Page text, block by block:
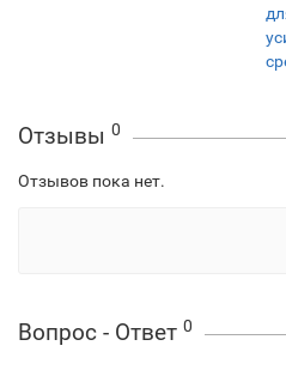
Отзывы 0
Отзывов пока нет.
Вопрос - Ответ 0